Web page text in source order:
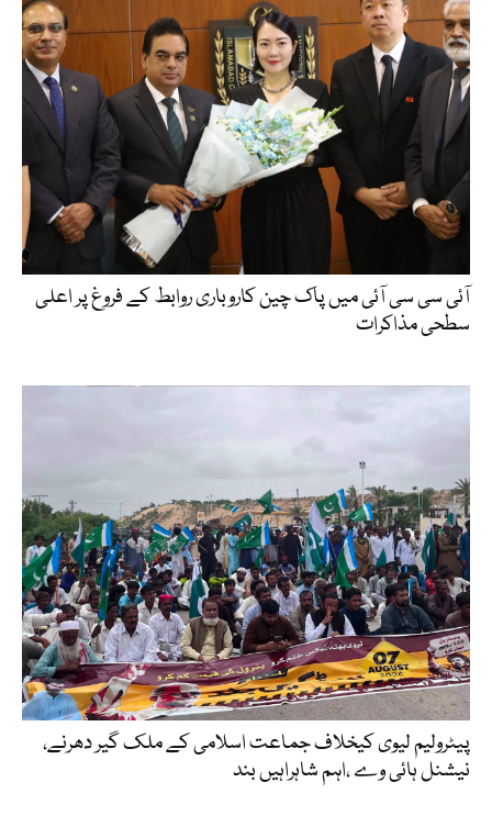
آئی سی سی آئی میں پاک چین کاروباری روابط کے فروغ پر اعلی
سطحی مذاکرات
پیٹرولیم لیوی کیخلاف جماعت اسلامی کے ملک گیر دھرنے،
نیشنل ہائی وے ،اہم شاہراہیں بند